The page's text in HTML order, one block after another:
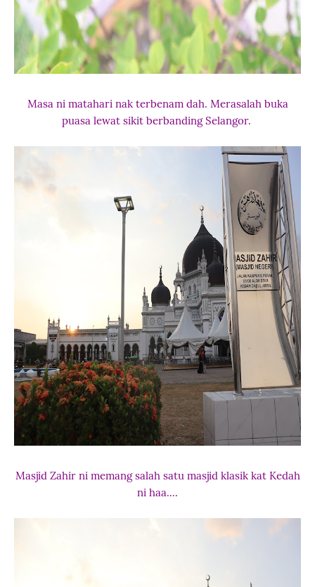
Masa ni matahari nak terbenam dah. Merasalah buka
puasa lewat sikit berbanding Selangor.
Masjid Zahir ni memang salah satu masjid klasik kat Kedah
ni haa....